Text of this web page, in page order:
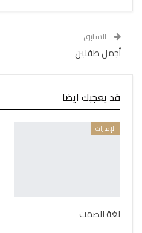
السابق
أجمل طفلين
قد يعجبك ايضا
الإمارات
لغة الصمت